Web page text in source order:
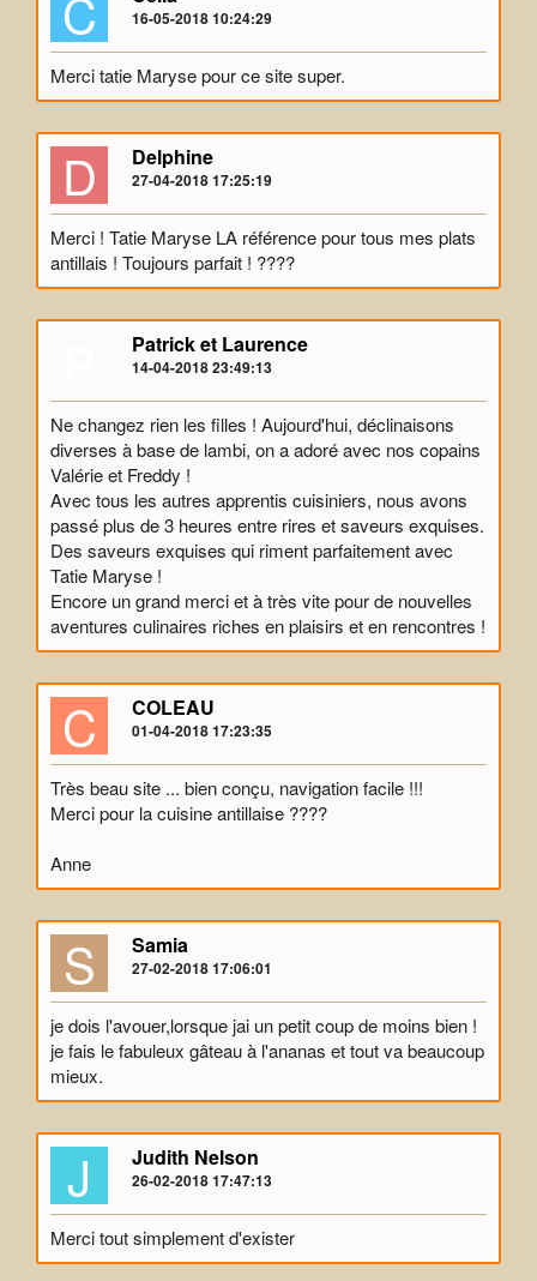
16-05-2018 10:24:29
Merci tatie Maryse pour ce site super.
D Delphine
27-04-2018 17:25:19
Merci ! Tatie Maryse LA référence pour tous mes plats
antillais ! Toujours parfait ! ????
Patrick et Laurence
14-04-2018 23:49:13
Ne changez rien les filles ! Aujourd'hui, déclinaisons
diverses à base de lambi, on a adoré avec nos copains
Valérie et Freddy !
Avec tous les autres apprentis cuisiniers, nous avons
passé plus de 3 heures entre rires et saveurs exquises.
Des saveurs exquises qui riment parfaitement avec
Tatie Maryse !
Encore un grand merci et à très vite pour de nouvelles
aventures culinaires riches en plaisirs et en rencontres !
C COLEAU
01-04-2018 17:23:35
Très beau site ... bien conçu, navigation facile !!!
Merci pour la cuisine antillaise ????
Anne
S Samia
27-02-2018 17:06:01
je dois l'avouer,lorsque jai un petit coup de moins bien !
je fais le fabuleux gâteau à l'ananas et tout va beaucoup
mieux.
J Judith Nelson
26-02-2018 17:47:13
Merci tout simplement d'exister